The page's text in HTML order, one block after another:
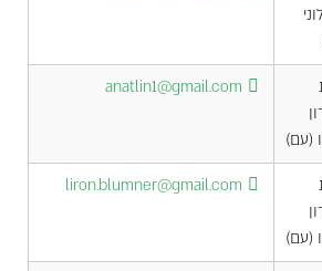
(עם)
anatlin1@gmail.com
(עם)
liron.blumner@gmail.com